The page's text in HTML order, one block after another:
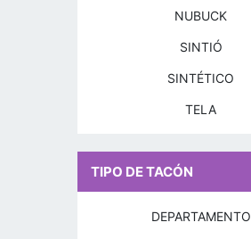
NUBUCK
SINTIÓ
SINTÉTICO
TELA
TIPO DE TACÓN
DEPARTAMENTO